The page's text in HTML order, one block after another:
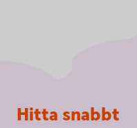
Sidfot
Hitta snabbt